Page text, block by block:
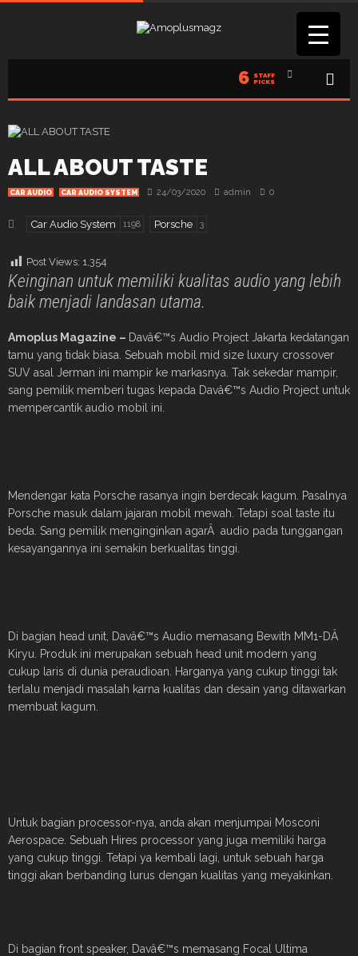
6 STAFF
PICKS
ALL ABOUT TASTE
CAR AUDIO CAR AUDIO SYSTEM 24/03/2020 admin 0
Car Audio System 1198 Porsche 3
Post Views: 1,354
Keinginan untuk memiliki kualitas audio yang lebih
baik menjadi landasan utama.
Amoplus Magazine – Davâ€™s Audio Project Jakarta kedatangan
tamu yang tidak biasa. Sebuah mobil mid size luxury crossover
SUV asal Jerman ini mampir ke markasnya. Tak sekedar mampir,
sang pemilik memberi tugas kepada Davâ€™s Audio Project untuk
mempercantik audio mobil ini.
Mendengar kata Porsche rasanya ingin berdecak kagum. Pasalnya
Porsche masuk dalam jajaran mobil mewah. Tetapi soal taste itu
beda. Sang pemilik menginginkan agarÂ audio pada tunggangan
kesayangannya ini semakin berkualitas tinggi.
Di bagian head unit, Davâ€™s Audio memasang Bewith MM1-DÂ
Kiryu. Produk ini merupakan sebuah head unit modern yang
cukup laris di dunia peraudioan. Harganya yang cukup tinggi tak
terlalu menjadi masalah karna kualitas dan desain yang ditawarkan
membuat kagum.
Untuk bagian processor-nya, anda akan menjumpai Mosconi
Aerospace. Sebuah Hires processor yang juga memiliki harga
yang cukup tinggi. Tetapi ya kembali lagi, untuk sebuah harga
tinggi akan berbanding lurus dengan kualitas yang meyakinkan.
Di bagian front speaker, Davâ€™s memasang Focal Ultima